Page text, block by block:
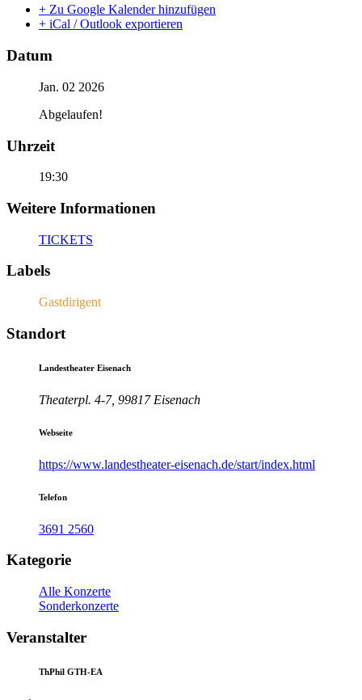
+ Zu Google Kalender hinzufügen
+ iCal / Outlook exportieren
Datum
Jan. 02 2026
Abgelaufen!
Uhrzeit
19:30
Weitere Informationen
TICKETS
Labels
Gastdirigent
Standort
Landestheater Eisenach
Theaterpl. 4-7, 99817 Eisenach
Webseite
https://www.landestheater-eisenach.de/start/index.html
Telefon
3691 2560
Kategorie
Alle Konzerte
Sonderkonzerte
Veranstalter
ThPhil GTH-EA